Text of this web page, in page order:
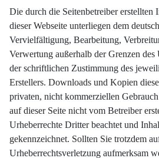
Die durch die Seitenbetreiber erstellten
dieser Webseite unterliegen dem
Vervielfältigung, Bearbeitung,
Verwertung außerhalb der Grenzen des
der schriftlichen Zustimmung des
Erstellers. Downloads und Kopien
privaten, nicht kommerziellen
auf dieser Seite nicht vom Betreiber
Urheberrechte Dritter beachtet und
gekennzeichnet. Sollten Sie trotzdem
Urheberrechtsverletzung aufmerksam